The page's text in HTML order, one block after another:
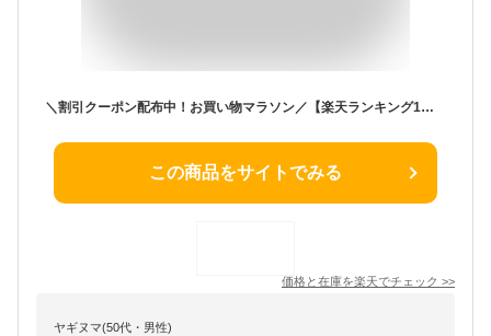
＼割引クーポン配布中！お買い物マラソン／【楽天ランキング1位受賞】貝パール & クリスタルガラス イヤリング 日本製 送料無料 | 30代 40代 50代 60代 誕生日 プレゼント 母 妻 祖母 6月 誕生石 クリスマス ギフト フォーマル
この商品をサイトでみる
価格と在庫を楽天でチェック >>
ヤギヌマ(50代・男性)